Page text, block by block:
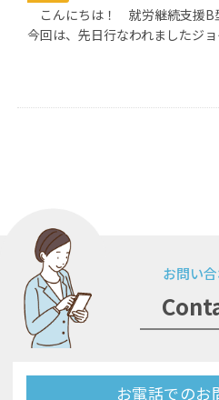
こんにちは！ 就労継続支援B
今回は、先日行なわれましたジ
お問い
お電話でのお